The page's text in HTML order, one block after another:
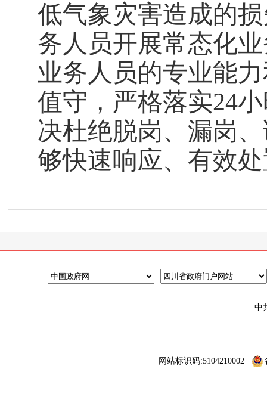
低气象灾害造成的
务人员开展常态化
业务人员的专业能
值守，严格落实24
决杜绝脱岗、漏岗
够快速响应、有效
中
网站标识码:5104210002